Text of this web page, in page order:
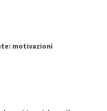
motivazioni